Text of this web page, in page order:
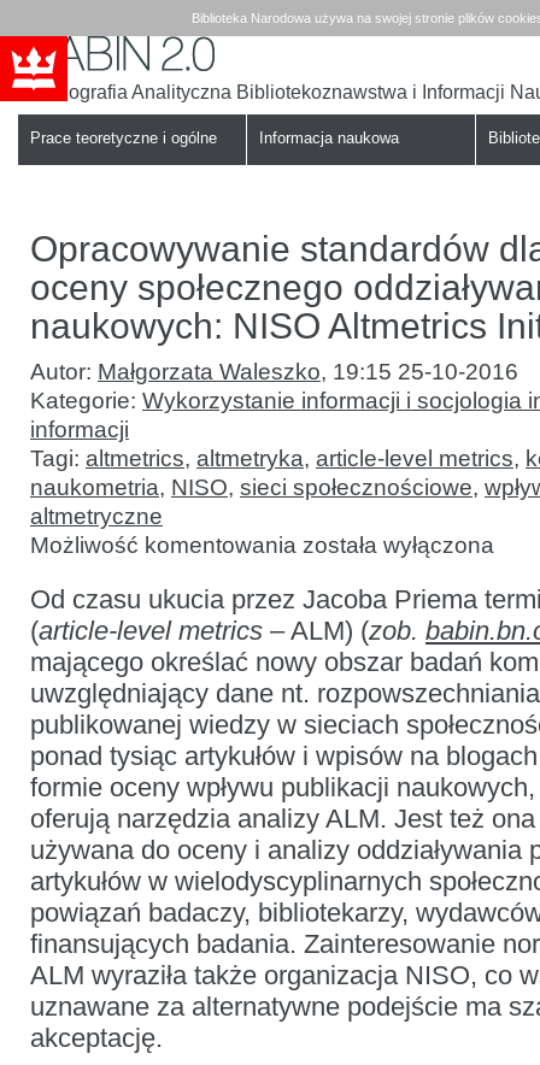
Biblioteka Narodowa używa na swojej stronie plików
Babin
Bibliografia Analityczna Bibliotekoznawstwa i Informacji
Prace teoretyczne i ogólne Informacja naukowa
Opracowywanie standardów
oceny społecznego
naukowych: NISO Altmetrics
Autor: Małgorzata Waleszko, 19:15 25-10-2016
Kategorie: Wykorzystanie informacji i socjologia
informacji
Tagi: altmetrics, altmetryka, article-level metrics,
naukometria, NISO, sieci społecznościowe,
altmetryczne
Możliwość komentowania Opracowywanie
standardów
nowych
form
oceny
społecznego
oddziaływania
naukowych:
NISO
Altmetrics
Initiative
została wyłączona
Od czasu ukucia przez Jacoba Priema
(article-level metrics – ALM) (zob.
mającego określać nowy obszar badań
uwzględniający dane nt.
publikowanej wiedzy w sieciach
ponad tysiąc artykułów i wpisów na
formie oceny wpływu publikacji
oferują narzędzia analizy ALM. Jest też
używana do oceny i analizy oddziaływania
artykułów w wielodyscyplinarnych
powiązań badaczy, bibliotekarzy,
finansujących badania. Zainteresowanie
ALM wyraziła także organizacja NISO, co
uznawane za alternatywne podejście ma
akceptację.